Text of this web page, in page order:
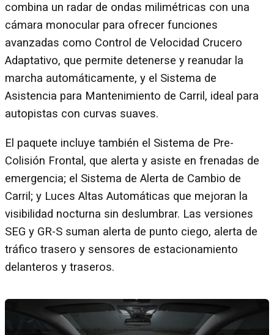
combina un radar de ondas milimétricas con una
cámara monocular para ofrecer funciones
avanzadas como Control de Velocidad Crucero
Adaptativo, que permite detenerse y reanudar la
marcha automáticamente, y el Sistema de
Asistencia para Mantenimiento de Carril, ideal para
autopistas con curvas suaves.
El paquete incluye también el Sistema de Pre-
Colisión Frontal, que alerta y asiste en frenadas de
emergencia; el Sistema de Alerta de Cambio de
Carril; y Luces Altas Automáticas que mejoran la
visibilidad nocturna sin deslumbrar. Las versiones
SEG y GR-S suman alerta de punto ciego, alerta de
tráfico trasero y sensores de estacionamiento
delanteros y traseros.